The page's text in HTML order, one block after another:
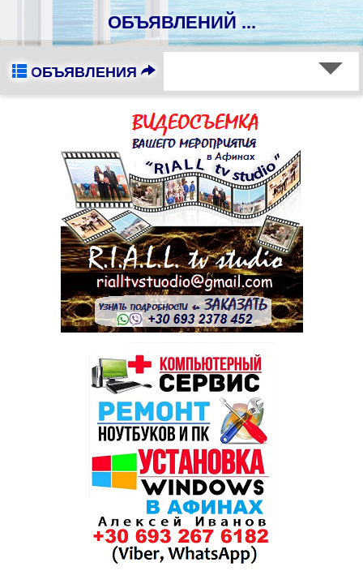
ОБЪЯВЛЕНИЙ ...
ОБЪЯВЛЕНИЯ